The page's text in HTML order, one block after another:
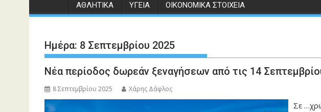
ΑΘΛΗΤΙΚΆ ΥΓΕΊΑ ΟΙΚΟΝΟΜΙΚΆ ΣΤΟΙΧΕΊΑ
Ημέρα: 8 Σεπτεμβρίου 2025
Νέα περίοδος δωρεάν ξεναγήσεων από τις 14
8 Σεπτεμβρίου 2025 Χάρης Δάφλος
Σε